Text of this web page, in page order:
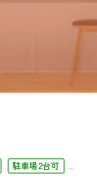
駐車場2台可